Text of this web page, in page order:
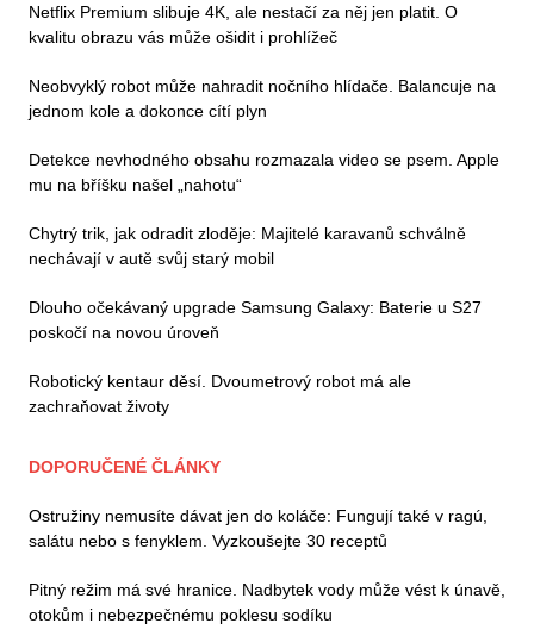
Netflix Premium slibuje 4K, ale nestačí za něj jen platit. O
kvalitu obrazu vás může ošidit i prohlížeč
Neobvyklý robot může nahradit nočního hlídače. Balancuje na
jednom kole a dokonce cítí plyn
Detekce nevhodného obsahu rozmazala video se psem. Apple
mu na bříšku našel „nahotu“
Chytrý trik, jak odradit zloděje: Majitelé karavanů schválně
nechávají v autě svůj starý mobil
Dlouho očekávaný upgrade Samsung Galaxy: Baterie u S27
poskočí na novou úroveň
Robotický kentaur děsí. Dvoumetrový robot má ale
zachraňovat životy
DOPORUČENÉ ČLÁNKY
Ostružiny nemusíte dávat jen do koláče: Fungují také v ragú,
salátu nebo s fenyklem. Vyzkoušejte 30 receptů
Pitný režim má své hranice. Nadbytek vody může vést k únavě,
otokům i nebezpečnému poklesu sodíku